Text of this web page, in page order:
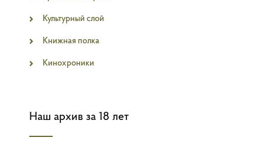
Культурный слой
Книжная полка
Кинохроники
Наш архив за 18 лет